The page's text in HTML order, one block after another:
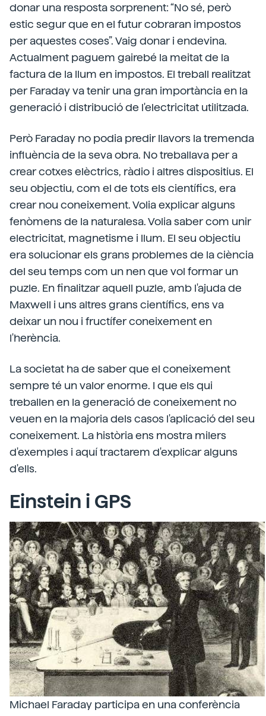
donar una resposta sorprenent: “No sé, però
estic segur que en el futur cobraran impostos
per aquestes coses”. Vaig donar i endevina.
Actualment paguem gairebé la meitat de la
factura de la llum en impostos. El treball realitzat
per Faraday va tenir una gran importància en la
generació i distribució de l'electricitat utilitzada.
Però Faraday no podia predir llavors la tremenda
influència de la seva obra. No treballava per a
crear cotxes elèctrics, ràdio i altres dispositius. El
seu objectiu, com el de tots els científics, era
crear nou coneixement. Volia explicar alguns
fenòmens de la naturalesa. Volia saber com unir
electricitat, magnetisme i llum. El seu objectiu
era solucionar els grans problemes de la ciència
del seu temps com un nen que vol formar un
puzle. En finalitzar aquell puzle, amb l'ajuda de
Maxwell i uns altres grans científics, ens va
deixar un nou i fructífer coneixement en
l'herència.
La societat ha de saber que el coneixement
sempre té un valor enorme. I que els qui
treballen en la generació de coneixement no
veuen en la majoria dels casos l'aplicació del seu
coneixement. La història ens mostra milers
d'exemples i aquí tractarem d'explicar alguns
d'ells.
Einstein i GPS
Michael Faraday participa en una conferència